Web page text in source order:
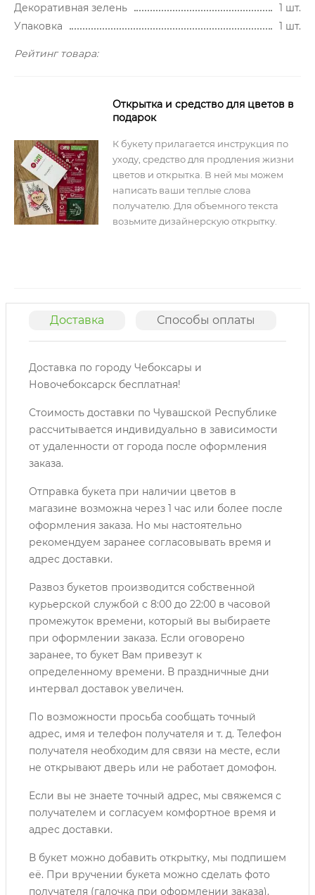
Декоративная зелень
1 шт.
Упаковка
1 шт.
Рейтинг товара:
Открытка и средство для цветов в
подарок
К букету прилагается инструкция по
уходу, средство для продления жизни
цветов и открытка. В ней мы можем
написать ваши теплые слова
получателю. Для объемного текста
возьмите дизайнерскую открытку.
Доставка Способы оплаты
Доставка по городу Чебоксары и
Новочебоксарск бесплатная!
Стоимость доставки по Чувашской Республике
рассчитывается индивидуально в зависимости
от удаленности от города после оформления
заказа.
Отправка букета при наличии цветов в
магазине возможна через 1 час или более после
оформления заказа. Но мы настоятельно
рекомендуем заранее согласовывать время и
адрес доставки.
Развоз букетов производится собственной
курьерской службой с 8:00 до 22:00 в часовой
промежуток времени, который вы выбираете
при оформлении заказа. Если оговорено
заранее, то букет Вам привезут к
определенному времени. В праздничные дни
интервал доставок увеличен.
По возможности просьба сообщать точный
адрес, имя и телефон получателя и т. д. Телефон
получателя необходим для связи на месте, если
не открывают дверь или не работает домофон.
Если вы не знаете точный адрес, мы свяжемся с
получателем и согласуем комфортное время и
адрес доставки.
В букет можно добавить открытку, мы подпишем
её. При вручении букета можно сделать фото
получателя (галочка при оформлении заказа).